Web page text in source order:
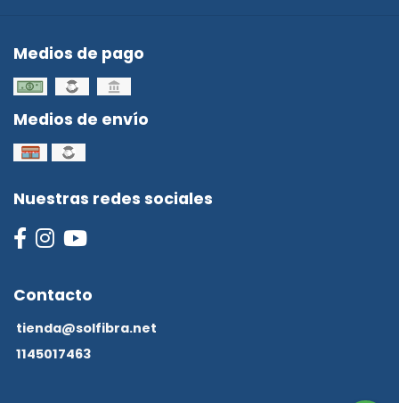
Medios de pago
Medios de envío
Nuestras redes sociales
Contacto
tienda@solfibra.net
1145017463